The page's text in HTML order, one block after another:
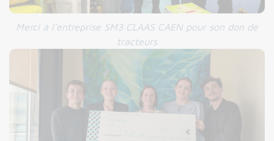
Merci à l’entreprise SM3 CLAAS CAEN pour son don de
tracteurs